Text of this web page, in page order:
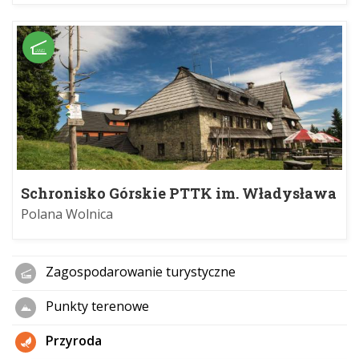
Schronisko Górskie PTTK im. Władysława
Orkana na Turbaczu
Polana Wolnica
Zagospodarowanie turystyczne
Punkty terenowe
Przyroda